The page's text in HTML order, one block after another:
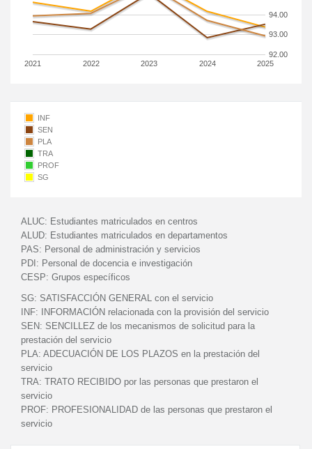
2021 2022 2023 2024 2025
92.00
93.00
94.00
INF
SEN
PLA
TRA
PROF
SG
ALUC: Estudiantes matriculados en centros
ALUD: Estudiantes matriculados en departamentos
PAS: Personal de administración y servicios
PDI: Personal de docencia e investigación
CESP: Grupos específicos
SG: SATISFACCIÓN GENERAL con el servicio
INF:
INFORMACIÓN relacionada con la provisión del servicio
SEN: SENCILLEZ de los mecanismos de solicitud para la
prestación del servicio
PLA: ADECUACIÓN DE LOS PLAZOS en la prestación del
servicio
TRA: TRATO RECIBIDO por las personas que prestaron el
servicio
PROF: PROFESIONALIDAD de las personas que prestaron el
servicio